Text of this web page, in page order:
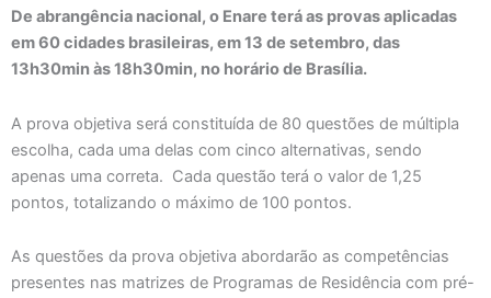
De abrangência nacional, o Enare terá as provas aplicadas
em 60 cidades brasileiras, em 13 de setembro, das
13h30min às 18h30min, no horário de Brasília.
A prova objetiva será constituída de 80 questões de múltipla
escolha, cada uma delas com cinco alternativas, sendo
apenas uma correta. Cada questão terá o valor de 1,25
pontos, totalizando o máximo de 100 pontos.
As questões da prova objetiva abordarão as competências
presentes nas matrizes de Programas de Residência com pré-